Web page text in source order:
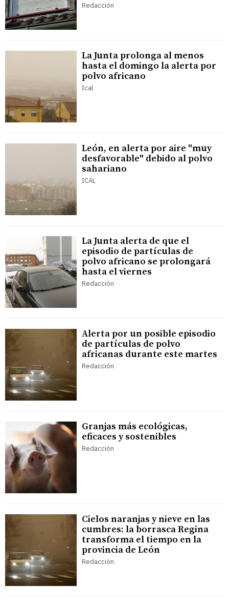
Redacción
La Junta prolonga al menos
hasta el domingo la alerta por
polvo africano
Ical
León, en alerta por aire "muy
desfavorable" debido al polvo
sahariano
ICAL
La Junta alerta de que el
episodio de partículas de
polvo africano se prolongará
hasta el viernes
Redacción
Alerta por un posible episodio
de partículas de polvo
africanas durante este martes
Redacción
Granjas más ecológicas,
eficaces y sostenibles
Redacción
Cielos naranjas y nieve en las
cumbres: la borrasca Regina
transforma el tiempo en la
provincia de León
Redacción